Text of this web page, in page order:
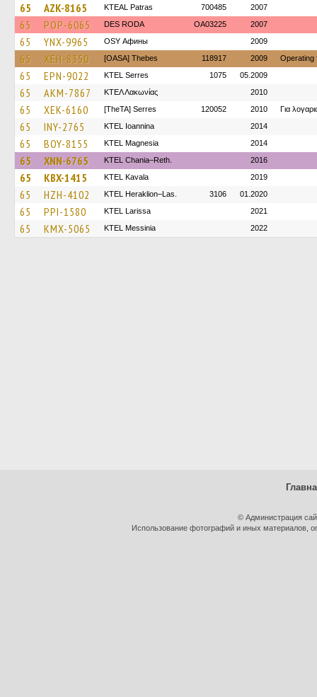
65 AZK-8165 KTEAL Patras 700485 2007
65 POP-6065 DES RODA OA03225 2007
65 YNX-9965 OSY Афины 2009
65 XEH-8350 [OASA] Thebes 118917 2009
65 EPN-9022 KTEL Serres 1075 05.2009
65 AKM-7867 ΚΤΕΛ Λακωνίας 2010
65 XEK-6160 [TheTA] Serres 120052 2010 Για
65 INY-2765 KTEL Ioannina 2014
65 BOY-8155 ΚΤΕL Magnesia 2014
65 XNN-6765 KTEL Chania–Reth. 2016
65 KBX-1415 KTEL Kavala 2019
65 HZH-4102 KTEL Heraklion–Las. 3106 01.2020
65 PPI-1580 KTEL Larissa 2021
65 KMX-5065 KTEL Messinia 2022
© Администрация
Использование фотографий и иных материалов,